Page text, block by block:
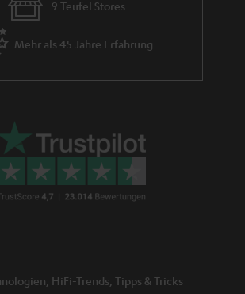
9 Teufel Stores
Mehr als 45 Jahre Erfahrung
HiFi-Trends, Tipps & Tricks